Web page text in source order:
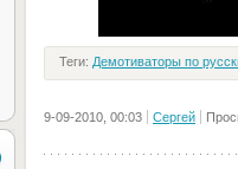
Теги: Демотиваторы по
9-09-2010, 00:03 Сергей